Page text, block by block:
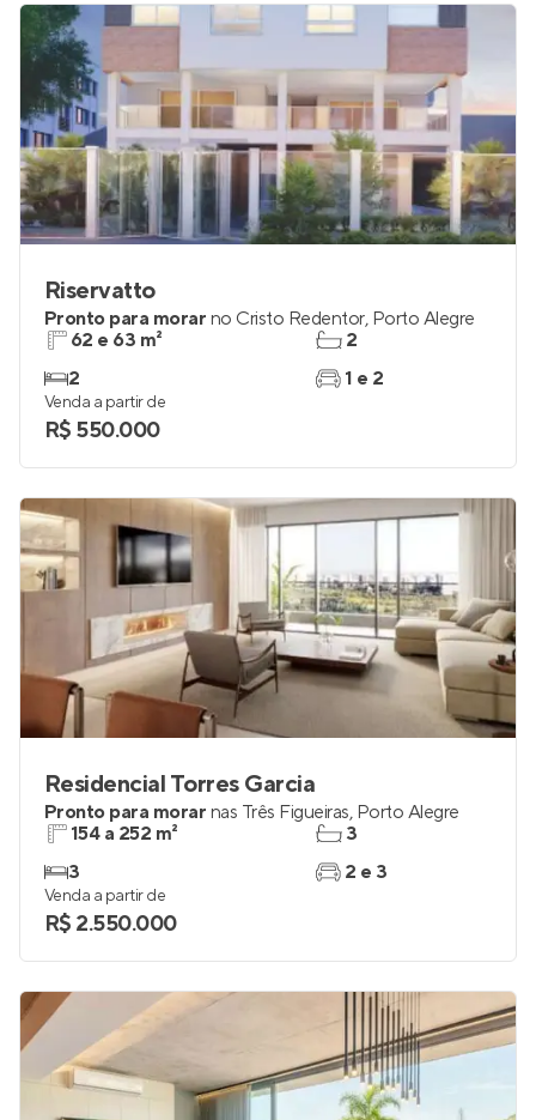
Riservatto
Pronto para morar no Cristo Redentor, Porto Alegre
62 e 63 m²
2
2
1 e 2
Venda a partir de
R$ 550.000
Residencial Torres Garcia
Pronto para morar nas Três Figueiras, Porto Alegre
154 a 252 m²
3
3
2 e 3
Venda a partir de
R$ 2.550.000